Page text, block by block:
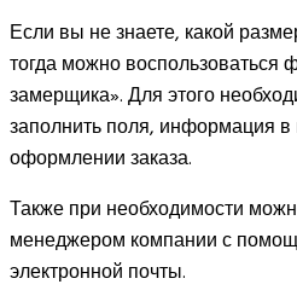
Если вы не знаете, какой
тогда можно воспользоваться
замерщика». Для этого
заполнить поля, информация в
оформлении заказа.
Также при необходимости
менеджером компании с
электронной почты.